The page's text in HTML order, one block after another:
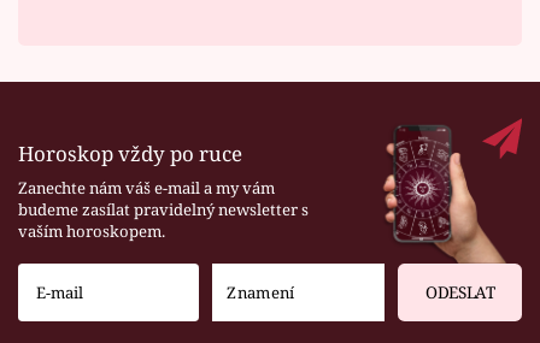
Horoskop vždy po ruce
Zanechte nám váš e-mail a my vám
budeme zasílat pravidelný newsletter s
vaším horoskopem.
ODESLAT